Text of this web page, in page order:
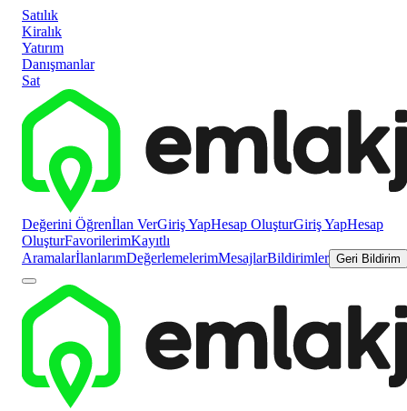
Satılık
Kiralık
Yatırım
Danışmanlar
Sat
Değerini Öğrenİlan VerGiriş YapHesap OluşturGiriş YapHesap
OluşturFavorilerimKayıtlı
AramalarİlanlarımDeğerlemelerimMesajlarBildirimler Geri Bildirim